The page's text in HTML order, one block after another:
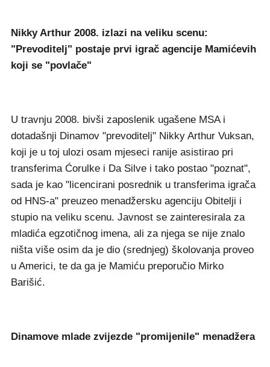
Nikky Arthur 2008. izlazi na veliku scenu:
"Prevoditelj" postaje prvi igrač agencije Mamićevih
koji se "povlače"
U travnju 2008. bivši zaposlenik ugašene MSA i
dotadašnji Dinamov "prevoditelj" Nikky Arthur Vuksan,
koji je u toj ulozi osam mjeseci ranije asistirao pri
transferima Ćorulke i Da Silve i tako postao "poznat",
sada je kao "licencirani posrednik u transferima igrača
od HNS-a" preuzeo menadžersku agenciju Obitelji i
stupio na veliku scenu. Javnost se zainteresirala za
mladića egzotičnog imena, ali za njega se nije znalo
ništa više osim da je dio (srednjeg) školovanja proveo
u Americi, te da ga je Mamiću preporučio Mirko
Barišić.
Dinamove mlade zvijezde "promijenile" menadžera